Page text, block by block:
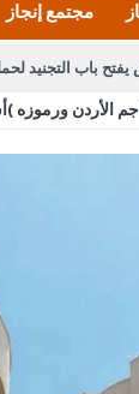
مجتمع إنجاز
يفتح باب التجنيد
اليومية ويؤكد
الملك يلتقي